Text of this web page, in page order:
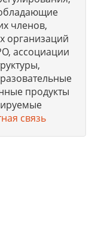
членов,
организаций
ассоциации
продукты
связь